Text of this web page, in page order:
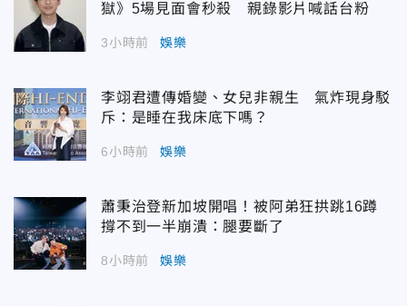
獄》5場見面會秒殺 親錄影片喊話台粉
3小時前 娛樂
李翊君遭傳婚變、女兒非親生 氣炸現身駁
斥：是睡在我床底下嗎？
6小時前 娛樂
蕭秉治登新加坡開唱！被阿弟狂拱跳16蹲
撐不到一半崩潰：腿要斷了
8小時前 娛樂